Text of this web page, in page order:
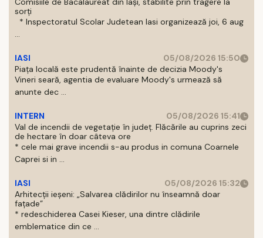
sorți
* Inspectoratul Scolar Judetean Iasi organizează joi, 6 aug
...
IASI
05/08/2026 15:50
Piața locală este prudentă înainte de decizia Moody's
Vineri seară, agentia de evaluare Moody's urmează să
anunte dec ...
INTERN
05/08/2026 15:41
Val de incendii de vegetație în județ. Flăcările au cuprins zeci
de hectare în doar câteva ore
* cele mai grave incendii s-au produs in comuna Coarnele
Caprei si in ...
IASI
05/08/2026 15:32
Arhitecții ieșeni: „Salvarea clădirilor nu înseamnă doar
fațade”
* redeschiderea Casei Kieser, una dintre clădirile
emblematice din ce ...